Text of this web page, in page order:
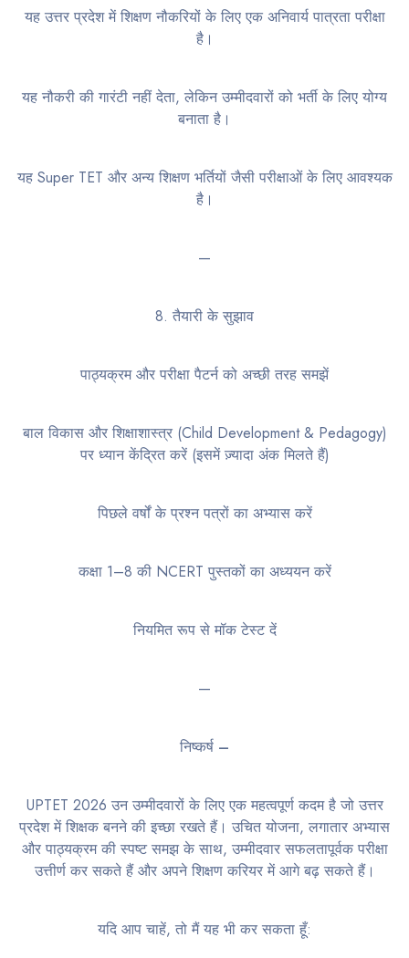
यह उत्तर प्रदेश में शिक्षण नौकरियों के लिए एक अनिवार्य पात्रता परीक्षा
है।
यह नौकरी की गारंटी नहीं देता, लेकिन उम्मीदवारों को भर्ती के लिए योग्य
बनाता है।
यह Super TET और अन्य शिक्षण भर्तियों जैसी परीक्षाओं के लिए आवश्यक
है।
—
8. तैयारी के सुझाव
पाठ्यक्रम और परीक्षा पैटर्न को अच्छी तरह समझें
बाल विकास और शिक्षाशास्त्र (Child Development & Pedagogy)
पर ध्यान केंद्रित करें (इसमें ज़्यादा अंक मिलते हैं)
पिछले वर्षों के प्रश्न पत्रों का अभ्यास करें
कक्षा 1–8 की NCERT पुस्तकों का अध्ययन करें
नियमित रूप से मॉक टेस्ट दें
—
निष्कर्ष –
UPTET 2026 उन उम्मीदवारों के लिए एक महत्वपूर्ण कदम है जो उत्तर
प्रदेश में शिक्षक बनने की इच्छा रखते हैं। उचित योजना, लगातार अभ्यास
और पाठ्यक्रम की स्पष्ट समझ के साथ, उम्मीदवार सफलतापूर्वक परीक्षा
उत्तीर्ण कर सकते हैं और अपने शिक्षण करियर में आगे बढ़ सकते हैं।
यदि आप चाहें, तो मैं यह भी कर सकता हूँ: